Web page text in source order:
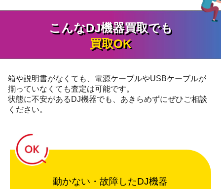
こんなDJ機器買取でも
買取OK
箱や説明書がなくても、電源ケーブルやUSBケーブルが
揃っていなくても査定は可能です。
状態に不安があるDJ機器でも、あきらめずにぜひご相談
ください。
動かない・故障したDJ機器